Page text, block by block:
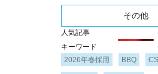
その他
人気記事
キーワード
2026年春採用
BBQ